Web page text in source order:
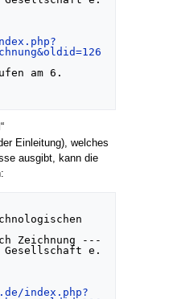
Einleitung), welches
ausgibt, kann die
Gesellschaft e.
index.php?